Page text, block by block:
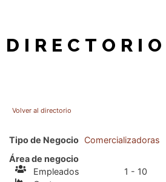
DIRECTORIO
Volver al directorio
Tipo de Negocio Comercializadoras
Área de negocio
Empleados
1 - 10